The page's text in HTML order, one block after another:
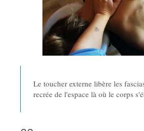
Le toucher externe libère les
recrée de l'espace là où le corps